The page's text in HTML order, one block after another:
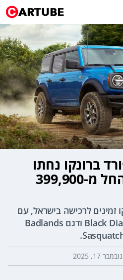
של פורד ברונקו נחתו
בישראל - מחיר החל מ-399,900
ברונקו זמינים לרכישה בישראל, עם
יותר אבזור, חבילת Black Diamond ודגם Badlands
נובמבר 17, 2025